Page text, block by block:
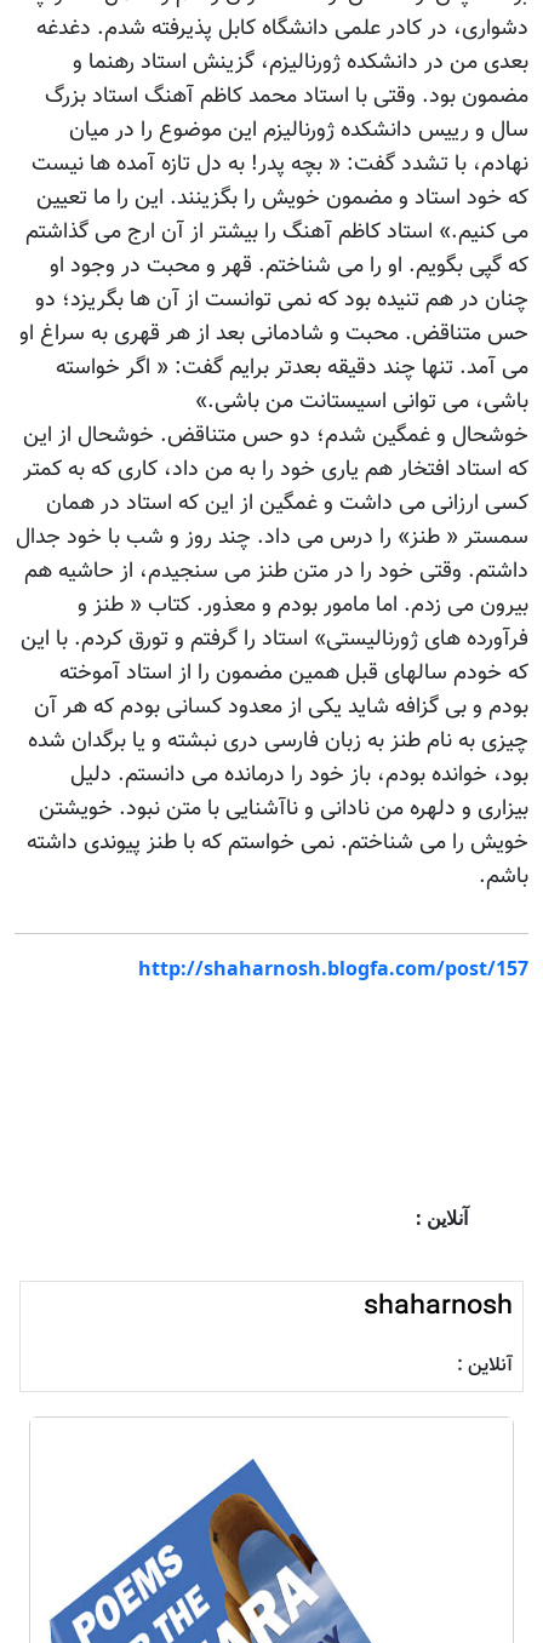
دشواری، در کادر علمی دانشگاه کابل پذیرفته شدم. دغدغه
بعدی من در دانشکده ژورنالیزم، گزینش استاد رهنما و
مضمون بود. وقتی با استاد محمد کاظم آهنگ استاد بزرگ
سال و رییس دانشکده ژورنالیزم این موضوع را در میان
نهادم، با تشدد گفت: « بچه پدر! به دل تازه آمده ها نیست
که خود استاد و مضمون خویش را بگزینند. این را ما تعیین
می کنیم.» استاد کاظم آهنگ را بیشتر از آن ارج می گذاشتم
که گپی بگویم. او را می شناختم. قهر و محبت در وجود او
چنان در هم تنیده بود که نمی توانست از آن ها بگریزد؛ دو
حس متناقض. محبت و شادمانی بعد از هر قهری به سراغ او
می آمد. تنها چند دقیقه بعدتر برایم گفت: « اگر خواسته
باشی، می توانی اسیستانت من باشی.»
خوشحال و غمگین شدم؛ دو حس متناقض. خوشحال از این
که استاد افتخار هم یاری خود را به من داد، کاری که به کمتر
کسی ارزانی می داشت و غمگین از این که استاد در همان
سمستر « طنز» را درس می داد. چند روز و شب با خود جدال
داشتم. وقتی خود را در متن طنز می سنجیدم، از حاشیه هم
بیرون می زدم. اما مامور بودم و معذور. کتاب « طنز و
فرآورده های ژورنالیستی» استاد را گرفتم و تورق کردم. با این
که خودم سالهای قبل همین مضمون را از استاد آموخته
بودم و بی گزافه شاید یکی از معدود کسانی بودم که هر آن
چیزی به نام طنز به زبان فارسی دری نبشته و یا برگدان شده
بود، خوانده بودم، باز خود را درمانده می دانستم. دلیل
بیزاری و دلهره من نادانی و ناآشنایی با متن نبود. خویشتن
خویش را می شناختم. نمی خواستم که با طنز پیوندی داشته
باشم.
آنلاین :
http://shaharnosh.blogfa.com/post/157
shaharnosh
آنلاین :